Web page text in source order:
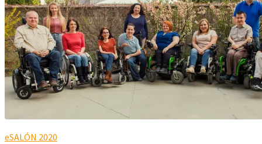
eSALÓN 2020